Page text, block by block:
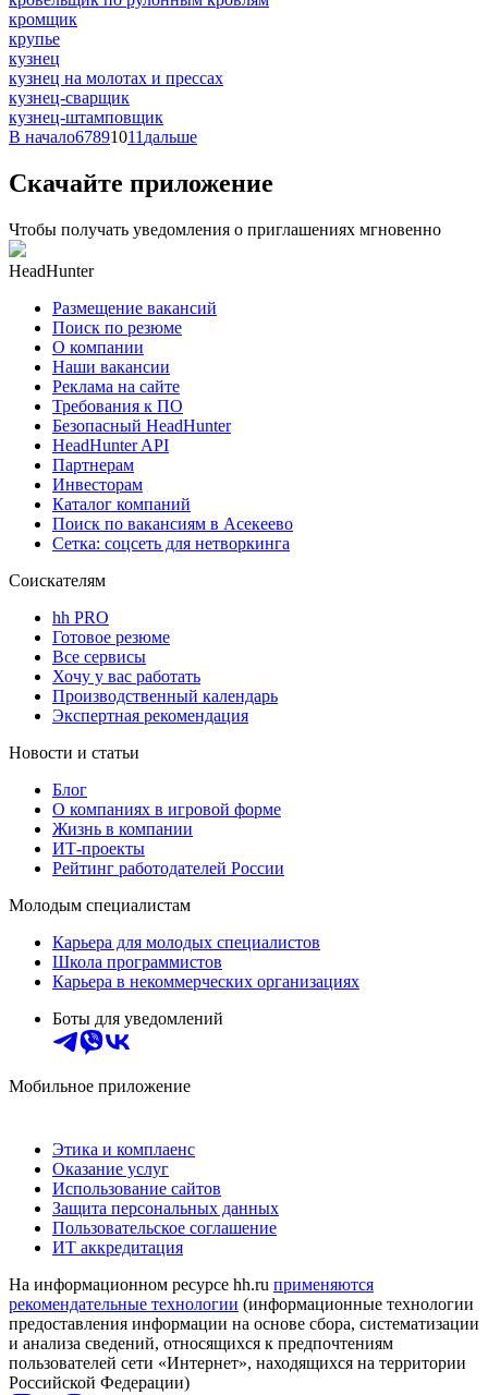
кромщик
крупье
кузнец
кузнец на молотах и прессах
кузнец-сварщик
кузнец-штамповщик
В начало67891011 дальше
Скачайте приложение
Чтобы получать уведомления о приглашениях мгновенно
HeadHunter
Размещение вакансий
Поиск по резюме
О компании
Наши вакансии
Реклама на сайте
Требования к ПО
Безопасный HeadHunter
HeadHunter API
Партнерам
Инвесторам
Каталог компаний
Поиск по вакансиям в Асекеево
Сетка: соцсеть для нетворкинга
Соискателям
hh PRO
Готовое резюме
Все сервисы
Хочу у вас работать
Производственный календарь
Экспертная рекомендация
Новости и статьи
Блог
О компаниях в игровой форме
Жизнь в компании
ИТ-проекты
Рейтинг работодателей России
Молодым специалистам
Карьера для молодых специалистов
Школа программистов
Карьера в некоммерческих организациях
Боты для уведомлений
Мобильное приложение
Этика и комплаенс
Оказание услуг
Использование сайтов
Защита персональных данных
Пользовательское соглашение
ИТ аккредитация
На информационном ресурсе hh.ru применяются
рекомендательные технологии (информационные технологии
предоставления информации на основе сбора, систематизации
и анализа сведений, относящихся к предпочтениям
пользователей сети «Интернет», находящихся на территории
Российской Федерации)